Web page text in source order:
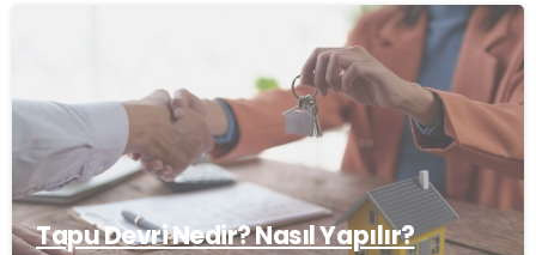
Tapu Devri Nedir? Nasıl Yapılır?